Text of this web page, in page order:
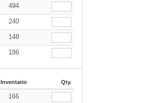
494
240
148
186
Inventario Qty.
166